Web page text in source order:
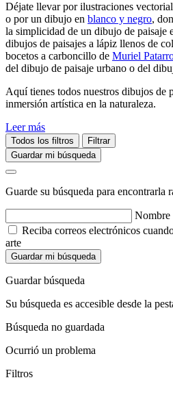
Déjate llevar por ilustraciones
o por un dibujo en blanco y negro,
la simplicidad de un dibujo de paisaje
dibujos de paisajes a lápiz llenos de
bocetos a carboncillo de Muriel
del dibujo de paisaje urbano o del
Aquí tienes todos nuestros dibujos de
inmersión artística en la naturaleza.
Leer más
Todos los filtros
Filtrar
Guardar mi búsqueda
Guarde su búsqueda para encontrarla
Nombre
Reciba correos electrónicos
arte
Guardar mi búsqueda
Guardar búsqueda
Su búsqueda es accesible desde la
Búsqueda no guardada
Ocurrió un problema
Filtros